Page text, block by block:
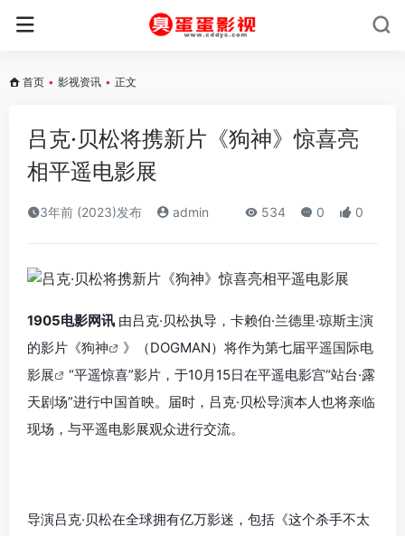
首页 • 影视资讯 • 正文
吕克·贝松将携新片《狗神》惊喜亮
相平遥电影展
3年前 (2023)发布 admin 534 0 0
1905电影网讯 由吕克·贝松执导，卡赖伯·兰德里·琼斯主演
的影片《狗神 》（DOGMAN）将作为第七届平遥国际电
影展
“平遥惊喜”影片，于10月15日在平遥电影宫“站台·露
天剧场”进行中国首映。届时，吕克·贝松导演本人也将亲临
现场，与平遥电影展观众进行交流。
导演吕克·贝松在全球拥有亿万影迷，包括《这个杀手不太